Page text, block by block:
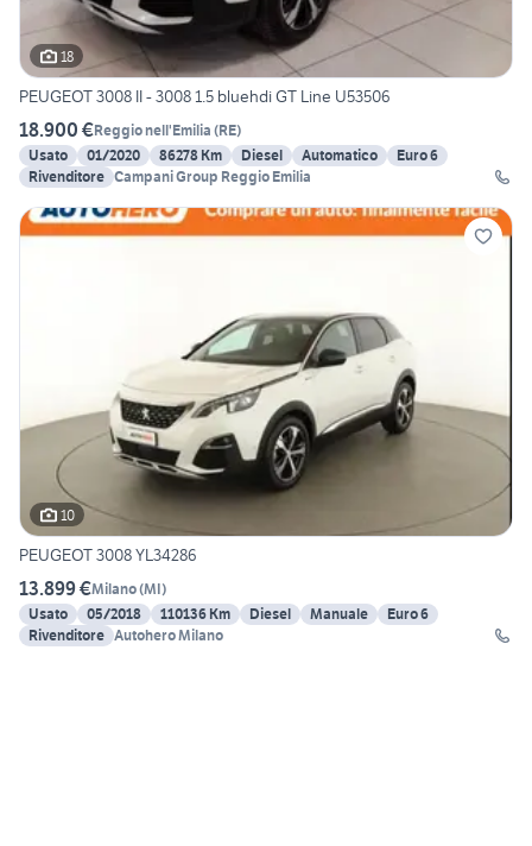
18
PEUGEOT 3008 II - 3008 1.5 bluehdi GT Line U53506
18.900 €Reggio nell'Emilia (RE)
Usato
01/2020 86278 Km Diesel Automatico
Euro 6
Rivenditore Campani Group Reggio Emilia
10
PEUGEOT 3008 YL34286
13.899 €Milano(MI)
Usato
05/2018 110136 Km Diesel Manuale
Euro 6
Rivenditore Autohero Milano